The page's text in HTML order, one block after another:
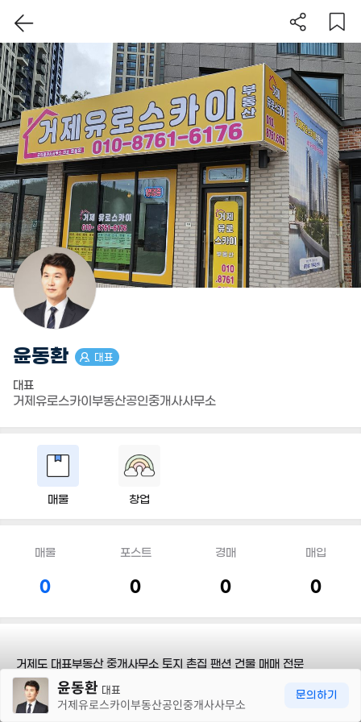
윤동환 대표
대표
거제유로스카이부동산공인중개사사무소
매물 창업
매물
0
포스트
0
경매
0
매입
0
거제도 대표부동산 중개사무소 토지 촌집 팬션 건물 매매 전문
담당지역
윤동환 대표
거제유로스카이부동산공인중개사사무소
문의하기